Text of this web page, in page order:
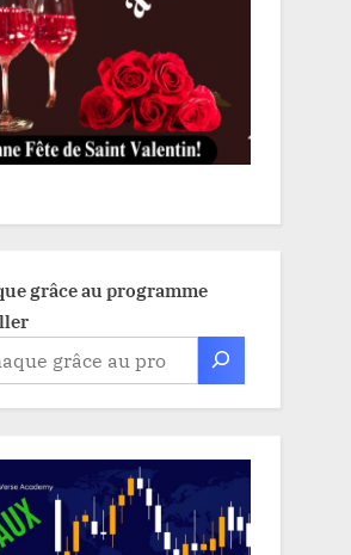
grâce au programme